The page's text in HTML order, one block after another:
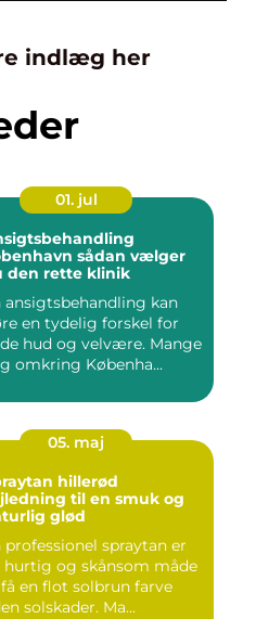
indlæg her
01. jul
sådan vælger
den rette klinik
ansigtsbehandling kan
en tydelig forskel for
hud og velvære. Mange
omkring Københa...
05. maj
hillerød
til en smuk og
glød
professionel spraytan er
hurtig og skånsom måde
en flot solbrun farve
solskader. Ma...